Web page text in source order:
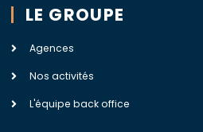
LE GROUPE
Agences
Nos activités
L'équipe back office